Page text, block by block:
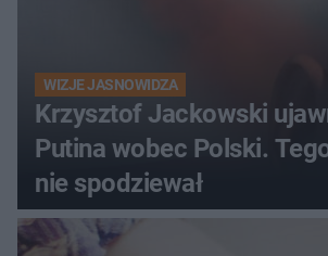
WIZJE JASNOWIDZA
Krzysztof Jackowski
Putina wobec Polski.
nie spodziewał